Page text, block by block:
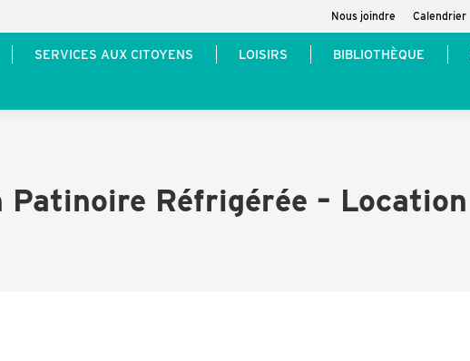
Nous joindre Calendrier
SERVICES AUX CITOYENS LOISIRS BIBLIOTHÈQUE
Patinoire Réfrigérée – Location